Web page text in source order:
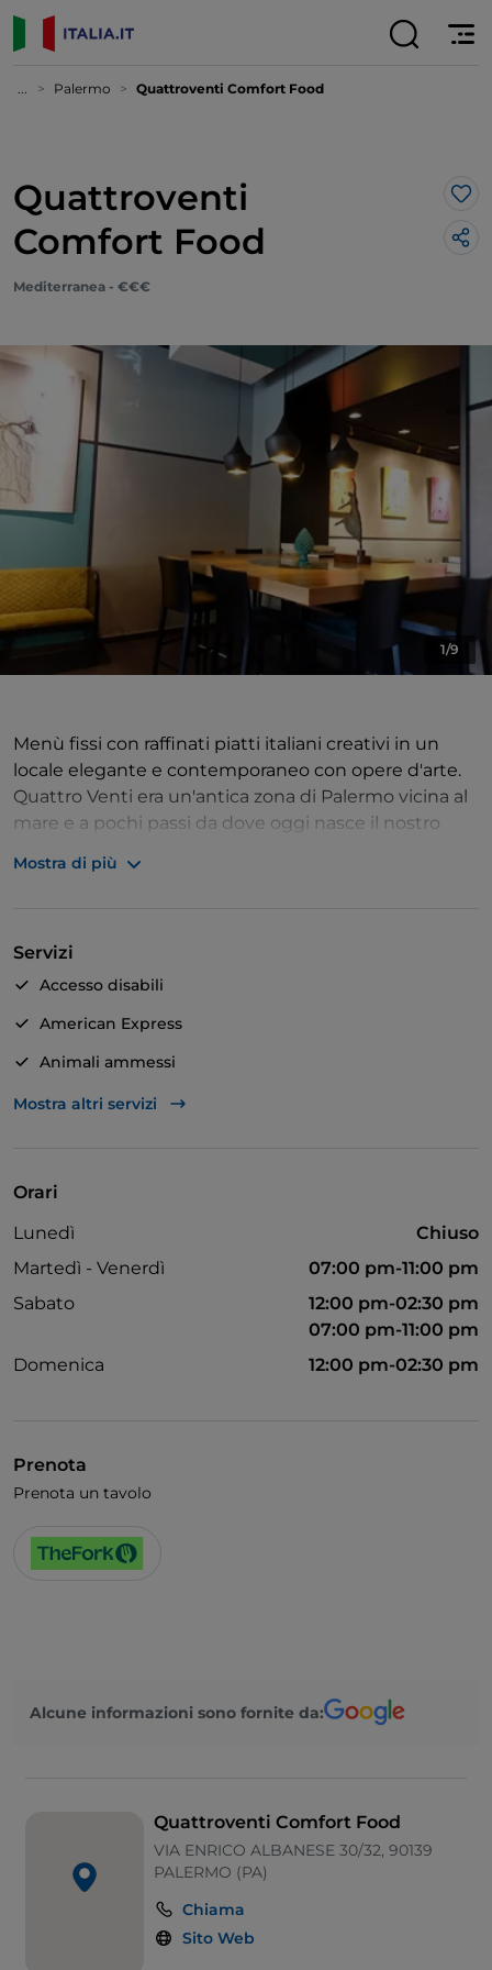
... Palermo Quattroventi Comfort Food
Quattroventi
Comfort Food
Mediterranea - €€€
1/9
Menù fissi con raffinati piatti italiani creativi in un
locale elegante e contemporaneo con opere d'arte.
Quattro Venti era un'antica zona di Palermo vicina al
mare e a pochi passi da dove oggi nasce il nostro
che raccoglie l'eredità storica di quell'area; per noi è
ma anche coccolare e gratificare. È quello che
vorremmo fare con i nostri piatti: prenderci cura di
nostro Comfort Food
Mostra di più
Servizi
Accesso disabili
American Express
Animali ammessi
Apple Pay
Google Pay
Non fumatori
Wi-Fi
Mostra altri servizi
Orari
Lunedì
Chiuso
Martedì - Venerdì
07:00 pm-11:00 pm
Sabato
12:00 pm-02:30 pm
07:00 pm-11:00 pm
Domenica
12:00 pm-02:30 pm
Prenota
Prenota un tavolo
Alcune informazioni sono fornite da:
Quattroventi Comfort Food
VIA ENRICO ALBANESE 30/32, 90139
PALERMO (PA)
Chiama
Sito Web